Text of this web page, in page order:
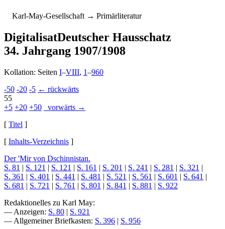
Karl-May-Gesellschaft → Primärliteratur
DigitalisatDeutscher Hausschatz
34. Jahrgang 1907/1908
Kollation: Seiten I–VIII, 1–960
-50 -20 -5 ← rückwärts
55
+5 +20 +50
vorwärts →
[ Titel ]
[ Inhalts-Verzeichnis ]
Der 'Mir von Dschinnistan.
S. 81 | S. 121 | S. 121 | S. 161 | S. 201 | S. 241 | S. 281 | S. 321 |
S. 361 | S. 401 | S. 441 | S. 481 | S. 521 | S. 561 | S. 601 | S. 641 |
S. 681 | S. 721 | S. 761 | S. 801 | S. 841 | S. 881 | S. 922
Redaktionelles zu Karl May:
— Anzeigen: S. 80 | S. 921
— Allgemeiner Briefkasten: S. 396 | S. 956